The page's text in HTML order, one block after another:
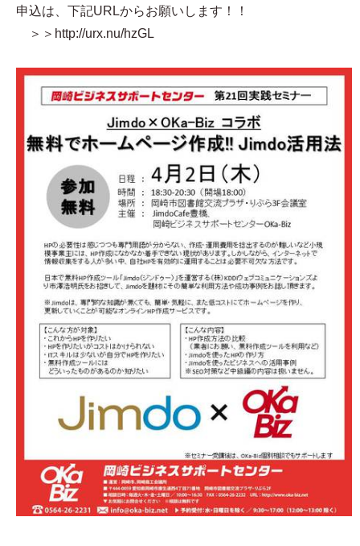
申込は、下記URLからお願いします！！
＞＞http://urx.nu/hzGL